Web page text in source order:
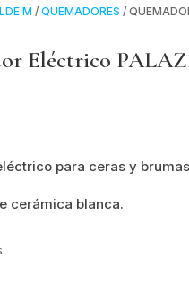
M /QUEMADORES /
Eléctrico
para ceras y
cerámica blanca.